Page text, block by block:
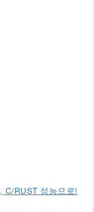
C/RUST 성능으로!